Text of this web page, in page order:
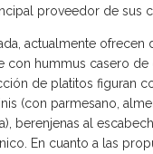
proveedor de sus
actualmente ofrecen
con hummus casero
de platitos figuran
(con parmesano,
berenjenas al
En cuanto a las